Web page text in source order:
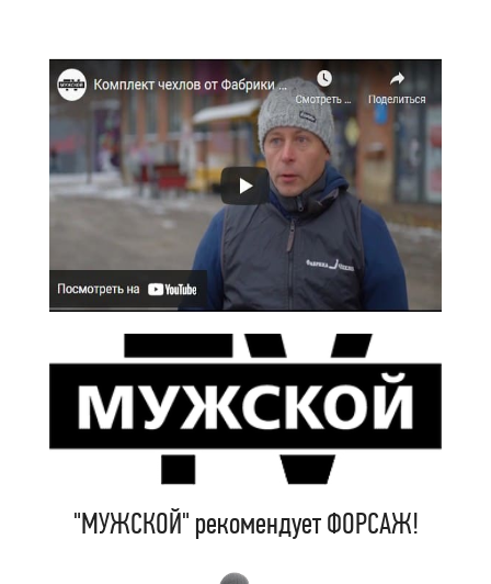
"МУЖСКОЙ" рекомендует ФОРСАЖ!